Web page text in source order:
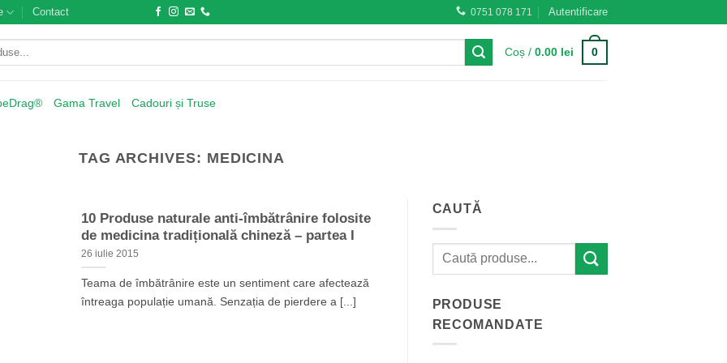
Contact 0751 078 171 Autentificare
Coș /0.00 lei 0
Gama Travel Cadouri și Truse
TAG ARCHIVES: MEDICINA
10 Produse naturale anti-îmbătrânire folosite
de medicina tradițională chineză – partea I
26 iulie 2015
Teama de îmbătrânire este un sentiment care afectează
întreaga populație umană. Senzația de pierdere a [...]
CAUTĂ
PRODUSE
RECOMANDATE